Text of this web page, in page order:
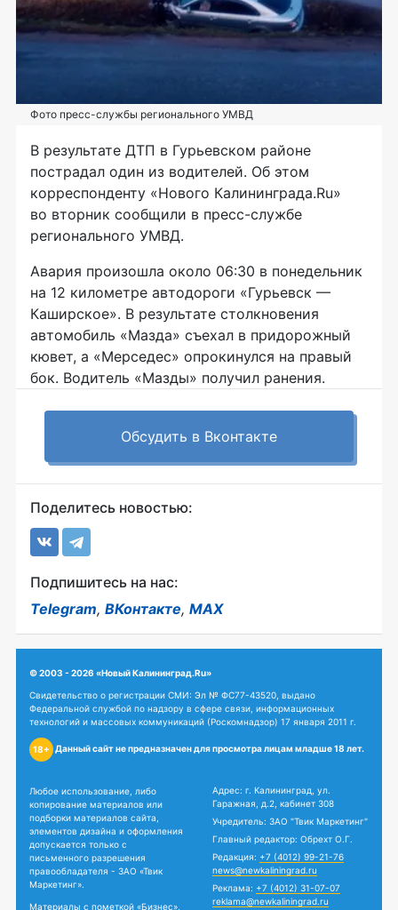
Фото пресс-службы регионального УМВД
В результате ДТП в Гурьевском районе
пострадал один из водителей. Об этом
корреспонденту «Нового Калининграда.Ru»
во вторник сообщили в пресс-службе
регионального УМВД.
Авария произошла около 06:30 в понедельник
на 12 километре автодороги «Гурьевск —
Каширское». В результате столкновения
автомобиль «Мазда» съехал в придорожный
кювет, а «Мерседес» опрокинулся на правый
бок. Водитель «Мазды» получил ранения.
Обсудить в Вконтакте
Поделитесь новостью:
Подпишитесь на нас:
Telegram, ВКонтакте, MAX
© 2003 - 2026 «Новый Калининград.Ru»
Свидетельство о регистрации СМИ: Эл № ФС77-43520, выдано
Федеральной службой по надзору в сфере связи, информационных
технологий и массовых коммуникаций (Роскомнадзор) 17 января 2011 г.
18+ Данный сайт не предназначен для просмотра лицам младше 18 лет.
Любое использование, либо
копирование материалов или
подборки материалов сайта,
элементов дизайна и оформления
допускается только с
письменного разрешения
правообладателя - ЗАО «Твик
Маркетинг».
Материалы с пометкой «Бизнес»,
Адрес: г. Калининград, ул.
Гаражная, д.2, кабинет 308
Учредитель: ЗАО "Твик Маркетинг"
Главный редактор: Обрехт О.Г.
Редакция: +7 (4012) 99-21-76
news@newkaliningrad.ru
Реклама: +7 (4012) 31-07-07
reklama@newkaliningrad.ru